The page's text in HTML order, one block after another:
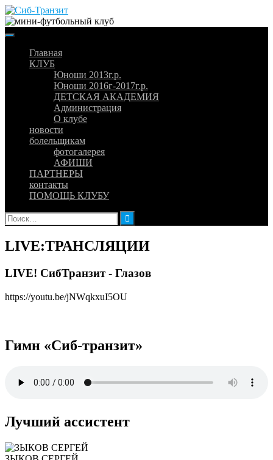
Skip
to
content
Главная
КЛУБ
Юноши 2013г.р.
Юноши 2016г-2017г.р.
ДЕТСКАЯ АКАДЕМИЯ
Администрация
О клубе
новости
болельщикам
фотогалерея
АФИШИ
ПАРТНЕРЫ
контакты
ПОМОЩЬ КЛУБУ
Найти:
LIVE:ТРАНСЛЯЦИИ
LIVE! СибТранзит - Глазов
https://youtu.be/jNWqkxuI5OU
Гимн «Сиб-транзит»
Лучший ассистент